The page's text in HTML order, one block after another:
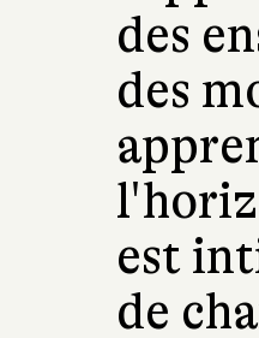
des
des
est
de